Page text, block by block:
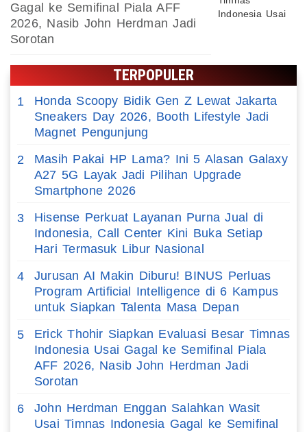
Gagal ke Semifinal Piala AFF
2026, Nasib John Herdman Jadi
Sorotan
TERPOPULER
1
Honda Scoopy Bidik Gen Z Lewat Jakarta
Sneakers Day 2026, Booth Lifestyle Jadi
Magnet Pengunjung
2
Masih Pakai HP Lama? Ini 5 Alasan Galaxy
A27 5G Layak Jadi Pilihan Upgrade
Smartphone 2026
3
Hisense Perkuat Layanan Purna Jual di
Indonesia, Call Center Kini Buka Setiap
Hari Termasuk Libur Nasional
4
Jurusan AI Makin Diburu! BINUS Perluas
Program Artificial Intelligence di 6 Kampus
untuk Siapkan Talenta Masa Depan
5
Erick Thohir Siapkan Evaluasi Besar Timnas
Indonesia Usai Gagal ke Semifinal Piala
AFF 2026, Nasib John Herdman Jadi
Sorotan
6
John Herdman Enggan Salahkan Wasit
Usai Timnas Indonesia Gagal ke Semifinal